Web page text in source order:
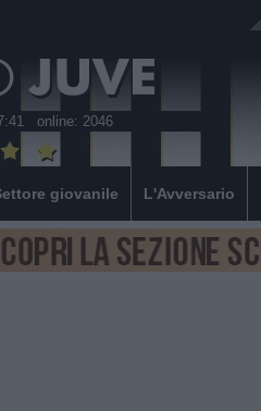
online: 2046
giovanile L'Avversario